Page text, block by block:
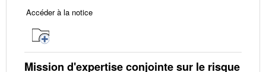
Accéder à la notice
Mission d'expertise conjointe sur le risque